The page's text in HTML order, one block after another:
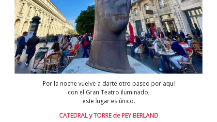
Por la noche vuelve a darte otro paseo por aquí
con el Gran Teatro iluminado,
este lugar es único.
CATEDRAL y TORRE de PEY BERLAND